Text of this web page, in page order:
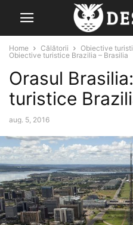
Home Călătorii Obiective
Obiective turistice Brazilia – Brasilia
Orasul
turistice
aug. 5, 2016